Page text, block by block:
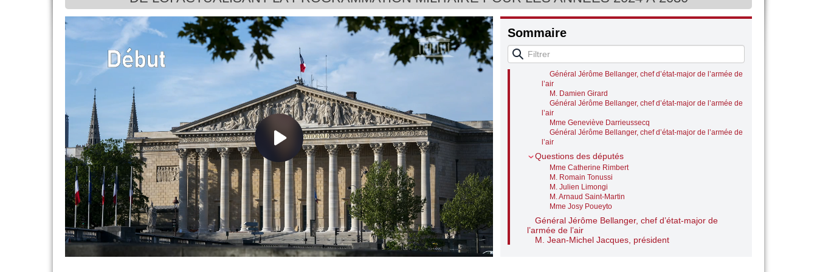
Sommaire
Général Jérôme Bellanger, chef d’état-major de l’armée de
M. Arnaud Saint-Martin
Général Jérôme Bellanger, chef d’état-major de l’armée de
l’air
M. Sébastien Saint-Pasteur
Général Jérôme Bellanger, chef d’état-major de l’armée de
l’air
M. Damien Girard
Général Jérôme Bellanger, chef d’état-major de l’armée de
l’air
Mme Geneviève Darrieussecq
Général Jérôme Bellanger, chef d’état-major de l’armée de
l’air
Questions des députés
Mme Catherine Rimbert
M. Romain Tonussi
M. Julien Limongi
M. Arnaud Saint-Martin
Mme Josy Poueyto
Général Jérôme Bellanger, chef d’état-major de
l’armée de l’air
M. Jean-Michel Jacques, président